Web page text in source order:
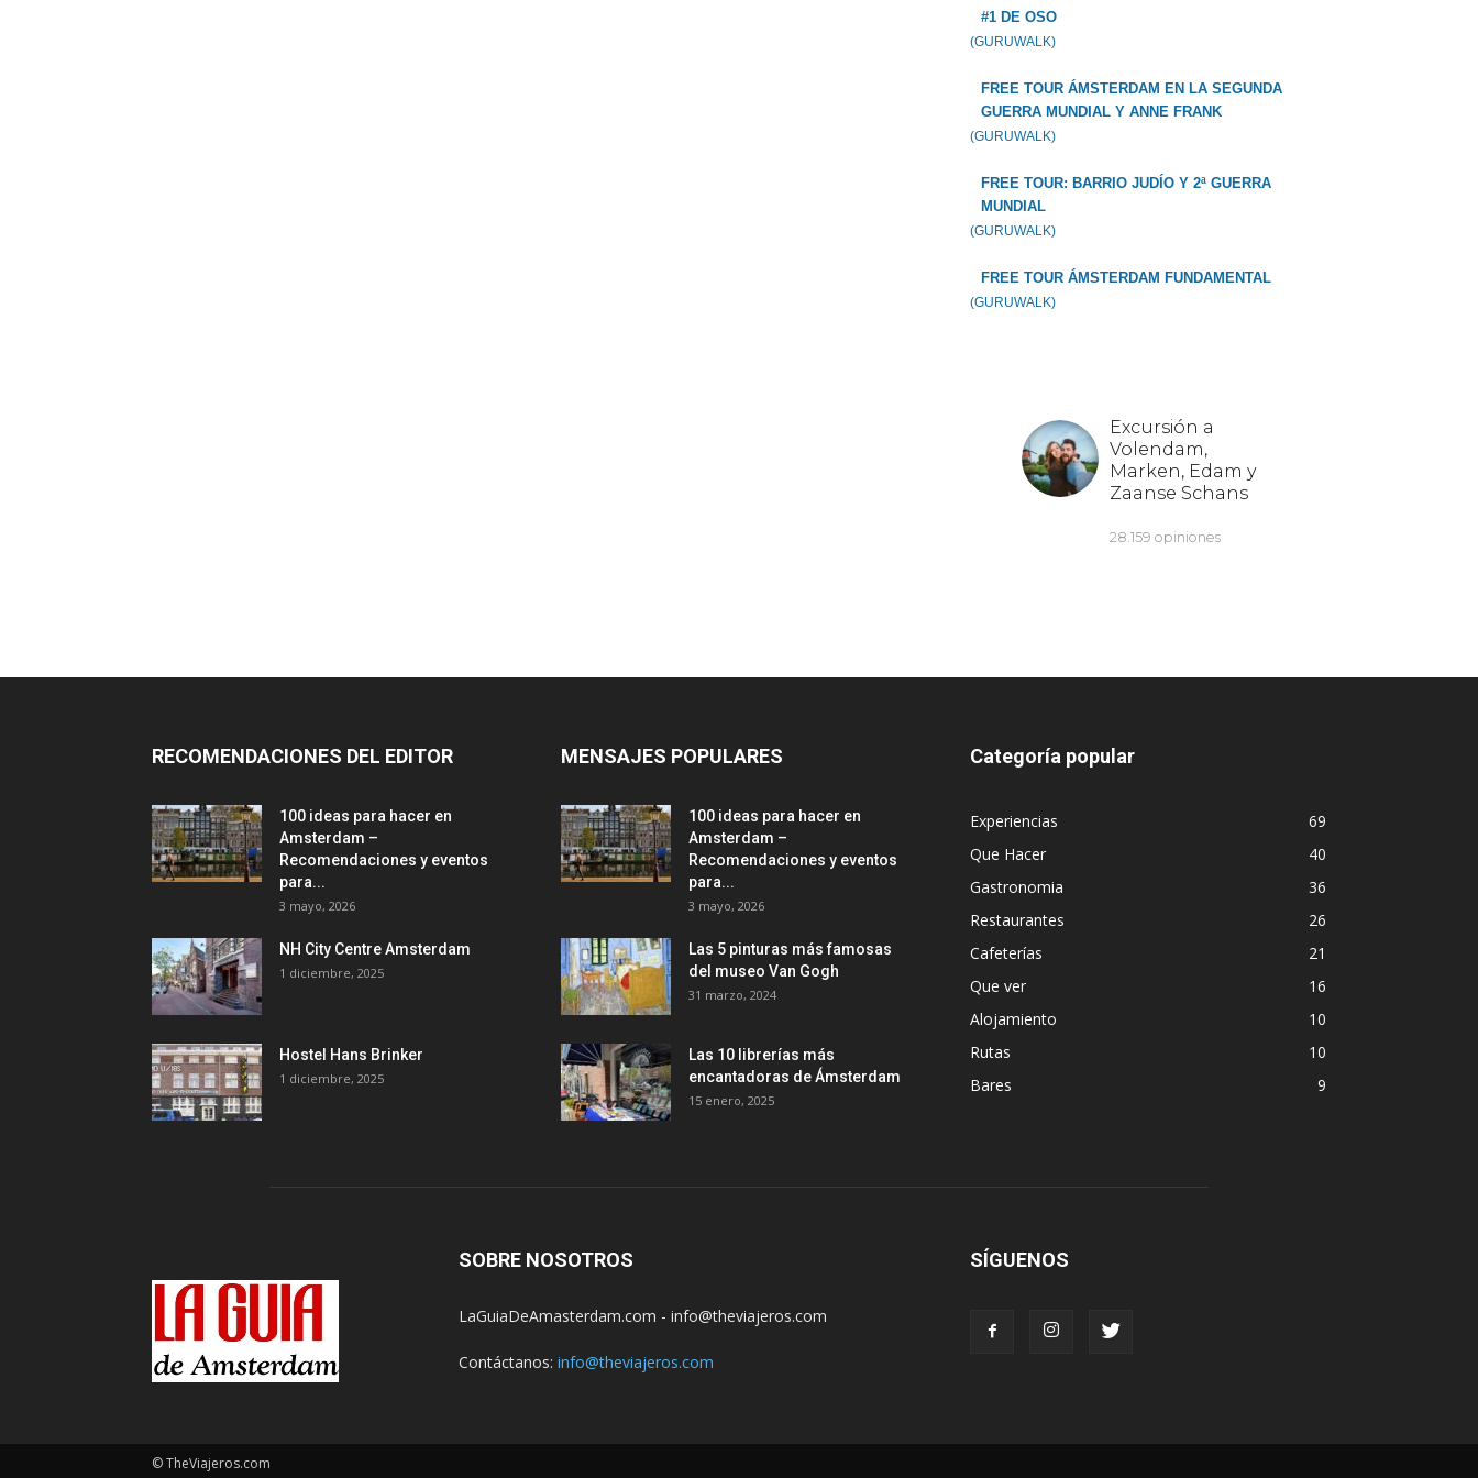
#1 DE OSO
(GURUWALK)
FREE TOUR ÁMSTERDAM EN LA SEGUNDA
GUERRA MUNDIAL Y ANNE FRANK
(GURUWALK)
FREE TOUR: BARRIO JUDÍO Y 2ª GUERRA
MUNDIAL
(GURUWALK)
FREE TOUR ÁMSTERDAM FUNDAMENTAL
(GURUWALK)
RECOMENDACIONES DEL EDITOR
100 ideas para hacer en
Amsterdam –
Recomendaciones y eventos
para...
3 mayo, 2026
NH City Centre Amsterdam
1 diciembre, 2025
Hostel Hans Brinker
1 diciembre, 2025
MENSAJES POPULARES
100 ideas para hacer en
Amsterdam –
Recomendaciones y eventos
para...
3 mayo, 2026
Las 5 pinturas más famosas
del museo Van Gogh
31 marzo, 2024
Las 10 librerías más
encantadoras de Ámsterdam
15 enero, 2025
Categoría popular
Experiencias
69
Que Hacer
40
Gastronomia
36
Restaurantes
26
Cafeterías
21
Que ver
16
Alojamiento
10
Rutas
10
Bares
9
SOBRE NOSOTROS
LaGuiaDeAmasterdam.com - info@theviajeros.com
Contáctanos: info@theviajeros.com
SÍGUENOS
© TheViajeros.com